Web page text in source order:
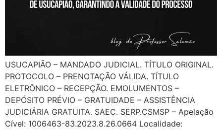
USUCAPIÃO – MANDADO JUDICIAL. TÍTULO ORIGINAL.
PROTOCOLO – PRENOTAÇÃO VÁLIDA. TÍTULO
ELETRÔNICO – RECEPÇÃO. EMOLUMENTOS –
DEPÓSITO PRÉVIO – GRATUIDADE – ASSISTÊNCIA
JUDICIÁRIA GRATUITA. SAEC. SERP.CSMSP – Apelação
Cível: 1006463-83.2023.8.26.0664 Localidade: